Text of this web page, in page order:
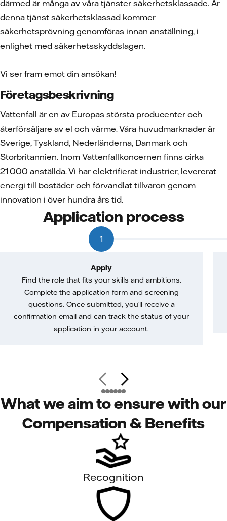
därmed är många av våra tjänster säkerhetsklassade. Är
denna tjänst säkerhetsklassad kommer
säkerhetsprövning genomföras innan anställning, i
enlighet med säkerhetsskyddslagen.
Vi ser fram emot din ansökan!
Företagsbeskrivning
Vattenfall är en av Europas största producenter och
återförsäljare av el och värme. Våra huvudmarknader är
Sverige, Tyskland, Nederländerna, Danmark och
Storbritannien. Inom Vattenfallkoncernen finns cirka
21 000 anställda. Vi har elektrifierat industrier, levererat
energi till bostäder och förvandlat tillvaron genom
innovation i över hundra års tid.
Application process
1
Apply
Find the role that fits your skills and ambitions.
Complete the application form and screening
questions. Once submitted, you’ll receive a
confirmation email and can track the status of your
application in your account.
What we aim to ensure with our
Compensation & Benefits
Recognition